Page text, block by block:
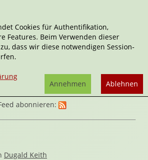
Knoblen & Rätsel
abonnieren:
Dugald Keith
Cookies für Authentifikation,
Features. Beim Verwenden dieser
dass wir diese notwendigen Session-
Ablehnen
Annehmen